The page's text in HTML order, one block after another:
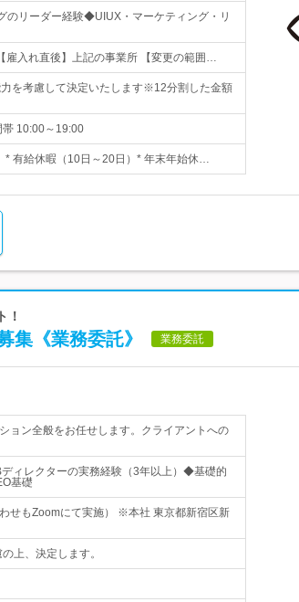
のリーダー経験◆UIUX・マーケティング・リ
雇入れ直後】上記の事業所 【変更の範囲…
を考慮して決定いたします※12分割した金額
帯 10:00～19:00
有給休暇（10日～20日）* 年末年始休…
！
集《業務委託》 業務委託
ョン全般をお任せします。クライアントへの
ィレクターの実務経験（3年以上）◆基礎的
基礎
せもZoomにて実施） ※本社 東京都新宿区新
上、決定します。